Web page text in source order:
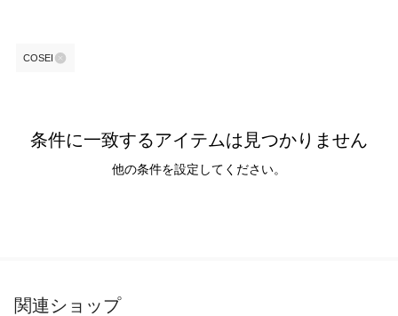
COSEI
条件に一致するアイテムは見つかりません
他の条件を設定してください。
関連ショップ